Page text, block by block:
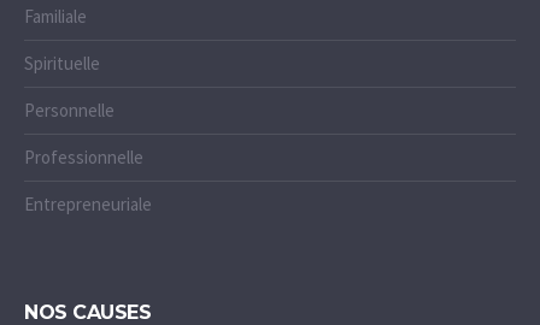
Familiale
Spirituelle
Personnelle
Professionnelle
Entrepreneuriale
NOS CAUSES